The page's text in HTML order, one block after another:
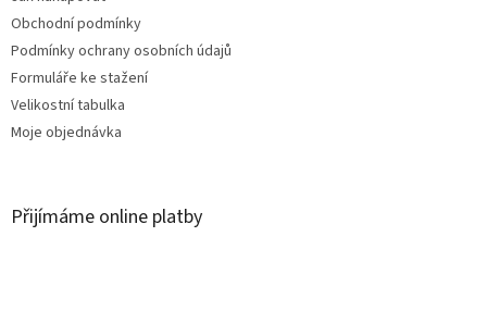
Obchodní podmínky
Podmínky ochrany osobních údajů
Formuláře ke stažení
Velikostní tabulka
Moje objednávka
Přijímáme online platby